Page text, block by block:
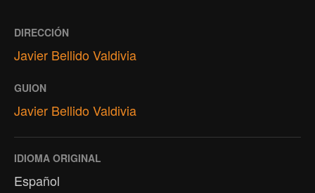
DIRECCIÓN
Javier Bellido Valdivia
GUION
Javier Bellido Valdivia
IDIOMA ORIGINAL
Español